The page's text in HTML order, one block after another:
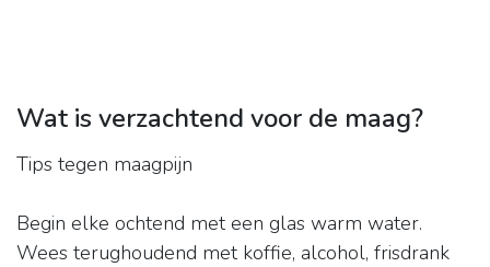
Wat is verzachtend voor de maag?
Tips tegen maagpijn
Begin elke ochtend met een glas warm water.
Wees terughoudend met koffie, alcohol, frisdrank